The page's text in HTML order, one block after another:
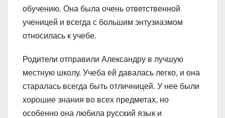
обучению. Она была очень ответственной
ученицей и всегда с большим энтузиазмом
относилась к учебе.
Родители отправили Александру в лучшую
местную школу. Учеба ей давалась легко, и она
старалась всегда быть отличницей. У нее были
хорошие знания во всех предметах, но
особенно она любила русский язык и